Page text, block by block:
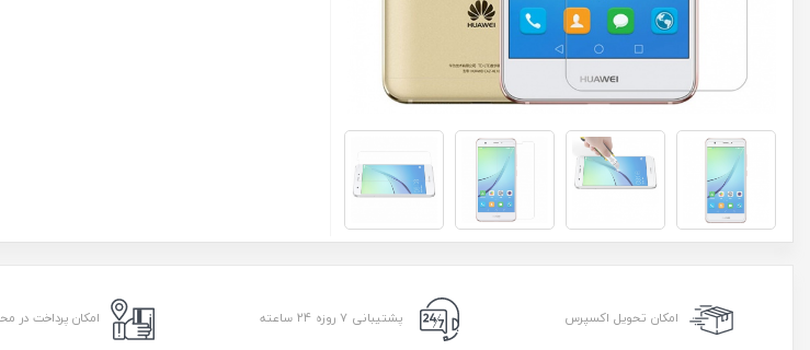
امکان تحویل اکسپرس پشتیبانی ۷ روزه ۲۴ ساعته امکان پرداخت در